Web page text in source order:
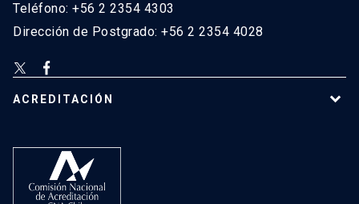
Teléfono: +56 2 2354 4303
Dirección de Postgrado: +56 2 2354 4028
ACREDITACIÓN